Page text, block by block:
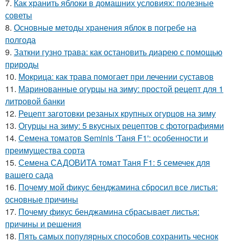
7. Как хранить яблоки в домашних условиях: полезные
советы
8. Основные методы хранения яблок в погребе на
полгода
9. Заткни гузно трава: как остановить диарею с помощью
природы
10. Мокрица: как трава помогает при лечении суставов
11. Маринованные огурцы на зиму: простой рецепт для 1
литровой банки
12. Рецепт заготовки резаных крупных огурцов на зиму
13. Огурцы на зиму: 5 вкусных рецептов с фотографиями
14. Семена томатов Seminis 'Таня F1': особенности и
преимущества сорта
15. Семена САДОВИТА томат Таня F1: 5 семечек для
вашего сада
16. Почему мой фикус бенджамина сбросил все листья:
основные причины
17. Почему фикус бенджамина сбрасывает листья:
причины и решения
18. Пять самых популярных способов сохранить чеснок